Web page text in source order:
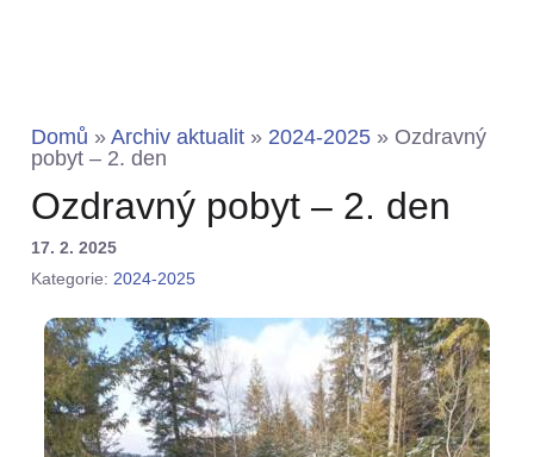
Domů » Archiv aktualit » 2024-2025 » Ozdravný
pobyt – 2. den
Ozdravný pobyt – 2. den
17. 2. 2025
Kategorie: 2024-2025